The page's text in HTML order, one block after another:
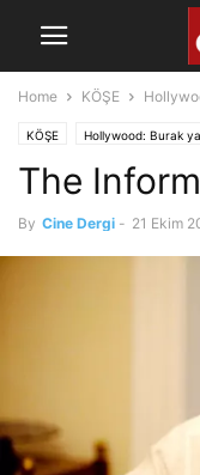
Home KÖŞE
KÖŞE Hollywood: Burak
The
By Cine Dergi - 21 Ekim